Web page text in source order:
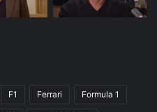
F1 Ferrari Formula 1